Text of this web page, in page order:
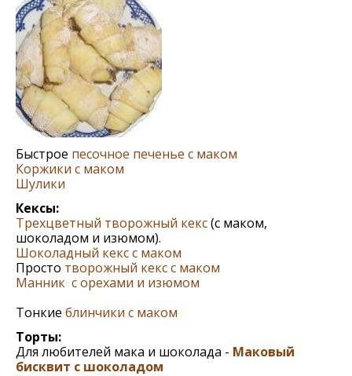
Быстрое песочное печенье с маком
Коржики с маком
Шулики
Кексы:
Трехцветный творожный кекс(с маком,
шоколадом и изюмом).
Шоколадный кекс с маком
Просто творожный кекс с маком
Манник с орехами и изюмом
Тонкие блинчики с маком
Торты:
Для любителей мака и шоколада - Маковый
бисквит с шоколадом